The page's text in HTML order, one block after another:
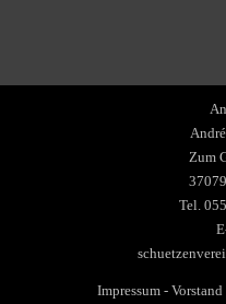
Zum
Tel.
Impressum- Vorstand